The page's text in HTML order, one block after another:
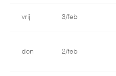
vrij 3/feb
don 2/feb